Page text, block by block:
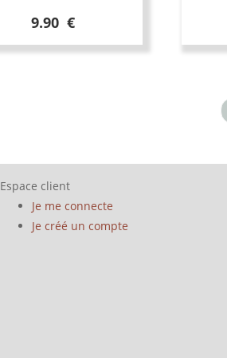
9.90 €
Espace client
Je me connecte
Je créé un compte